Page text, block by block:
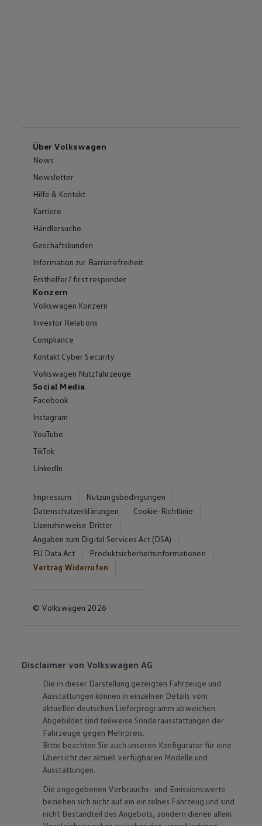
Über Volkswagen
News
Newsletter
Hilfe & Kontakt
Karriere
Händlersuche
Geschäftskunden
Information zur Barrierefreiheit
Ersthelfer/ first responder
Konzern
Volkswagen Konzern
Investor Relations
Compliance
Kontakt Cyber Security
Volkswagen Nutzfahrzeuge
Social Media
Facebook
Instagram
YouTube
TikTok
LinkedIn
Impressum
Nutzungsbedingungen
Datenschutzerklärungen
Cookie-Richtlinie
Lizenzhinweise Dritter
Angaben zum Digital Services Act (DSA)
EU Data Act
Produktsicherheitsinformationen
Vertrag Widerrufen
© Volkswagen 2026
Disclaimer von Volkswagen AG
Die in dieser Darstellung gezeigten Fahrzeuge und
Ausstattungen können in einzelnen Details vom
aktuellen deutschen Lieferprogramm abweichen.
Abgebildet sind teilweise Sonderausstattungen der
Fahrzeuge gegen Mehrpreis.
Bitte beachten Sie auch unseren Konfigurator für eine
Übersicht der aktuell verfügbaren Modelle und
Ausstattungen.
Die angegebenen Verbrauchs- und Emissionswerte
beziehen sich nicht auf ein einzelnes Fahrzeug und sind
nicht Bestandteil des Angebots, sondern dienen allein
Vergleichszwecken zwischen den verschiedenen